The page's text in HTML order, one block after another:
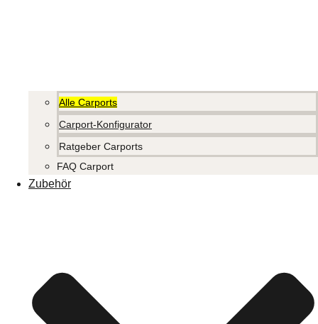
Alle Carports
Carport-Konfigurator
Ratgeber Carports
FAQ Carport
Zubehör